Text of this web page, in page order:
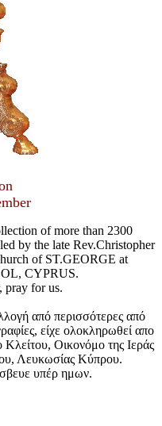
of more than 2300
by the late Rev.Christopher
of ST.GEORGE at
CYPRUS.
pray for us.
από περισσότερες από
είχε ολοκληρωθεί απο
Οικονόμο της Ιεράς
Λευκωσίας Κύπρου.
υπέρ ημων.